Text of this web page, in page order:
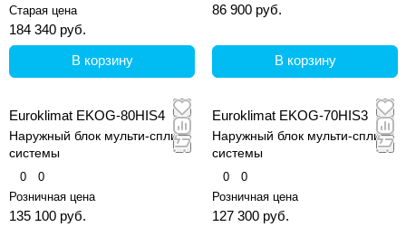
Старая цена
184 340 руб.
В корзину
86 900 руб.
В корзину
Euroklimat EKOG-80HIS4
Наружный блок мульти-сплит
системы
0
0
Розничная цена
135 100 руб.
Euroklimat EKOG-70HIS3
Наружный блок мульти-сплит
системы
0
0
Розничная цена
127 300 руб.